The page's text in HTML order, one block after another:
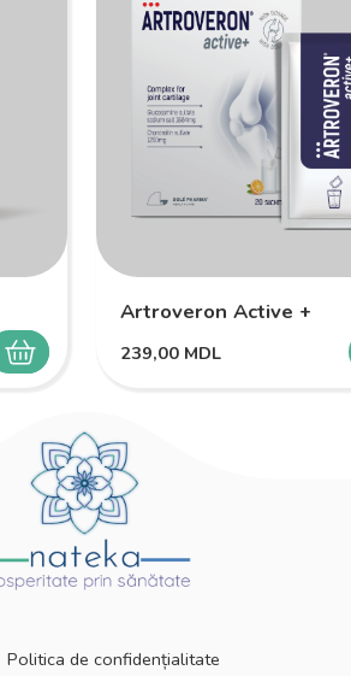
SELECTEAZĂ
Artroveron Active +
239,00 MDL
Politica de confidențialitate